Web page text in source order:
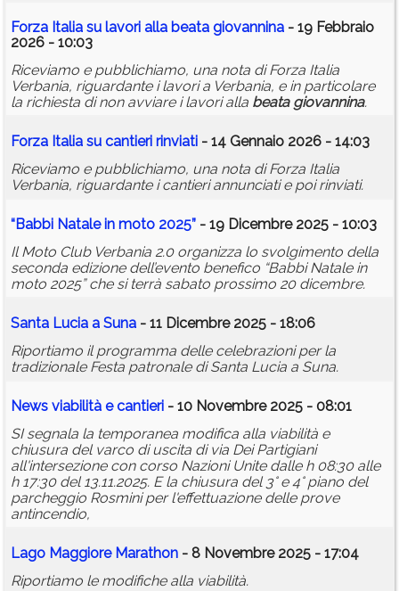
Forza Italia su lavori alla beata giovannina - 19 Febbraio
2026 - 10:03
Riceviamo e pubblichiamo, una nota di Forza Italia
Verbania, riguardante i lavori a Verbania, e in particolare
la richiesta di non avviare i lavori alla beata giovannina.
Forza Italia su cantieri rinviati - 14 Gennaio 2026 - 14:03
Riceviamo e pubblichiamo, una nota di Forza Italia
Verbania, riguardante i cantieri annunciati e poi rinviati.
“Babbi Natale in moto 2025” - 19 Dicembre 2025 - 10:03
Il Moto Club Verbania 2.0 organizza lo svolgimento della
seconda edizione dell’evento benefico “Babbi Natale in
moto 2025” che si terrà sabato prossimo 20 dicembre.
Santa Lucia a Suna - 11 Dicembre 2025 - 18:06
Riportiamo il programma delle celebrazioni per la
tradizionale Festa patronale di Santa Lucia a Suna.
News viabilità e cantieri - 10 Novembre 2025 - 08:01
SI segnala la temporanea modifica alla viabilità e
chiusura del varco di uscita di via Dei Partigiani
all'intersezione con corso Nazioni Unite dalle h 08:30 alle
h 17:30 del 13.11.2025. E la chiusura del 3° e 4° piano del
parcheggio Rosmini per l'effettuazione delle prove
antincendio,
Lago Maggiore Marathon - 8 Novembre 2025 - 17:04
Riportiamo le modifiche alla viabilità.